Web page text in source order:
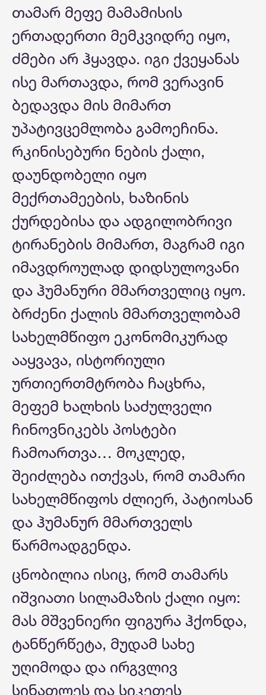
თამარ მეფე მამამისის
ერთადერთი მემკვიდრე იყო,
ძმები არ ჰყავდა. იგი ქვეყანას
ისე მართავდა, რომ ვერავინ
ბედავდა მის მიმართ
უპატივცემლობა გამოეჩინა.
რკინისებური ნების ქალი,
დაუნდობელი იყო
მექრთამეების, ხაზინის
ქურდებისა და ადგილობრივი
ტირანების მიმართ, მაგრამ იგი
იმავდროულად დიდსულოვანი
და ჰუმანური მმართველიც იყო.
ბრძენი ქალის მმართველობამ
სახელმწიფო ეკონომიკურად
ააყვავა, ისტორიული
ურთიერთმტრობა ჩაცხრა,
მეფემ ხალხის საძულველი
ჩინოვნიკებს პოსტები
ჩამოართვა… მოკლედ,
შეიძლება ითქვას, რომ თამარი
სახელმწიფოს ძლიერ, პატიოსან
და ჰუმანურ მმართველს
წარმოადგენდა.
ცნობილია ისიც, რომ თამარს
იშვიათი სილამაზის ქალი იყო:
მას მშვენიერი ფიგურა ჰქონდა,
ტანწერწეტა, მუდამ სახე
უღიმოდა და ირგვლივ
სინათლეს და სიკეთეს